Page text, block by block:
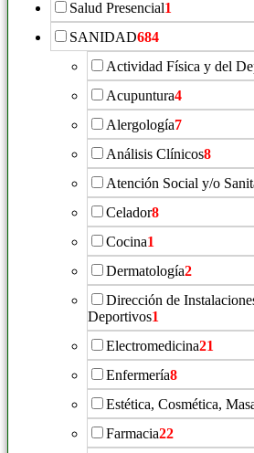
Salud Presencial1
SANIDAD684
Actividad Física y del
Acupuntura4
Alergología7
Análisis Clínicos8
Atención Social y/o
Celador8
Cocina1
Dermatología2
Dirección de
Deportivos1
Electromedicina21
Enfermería8
Estética, Cosmética,
Farmacia22